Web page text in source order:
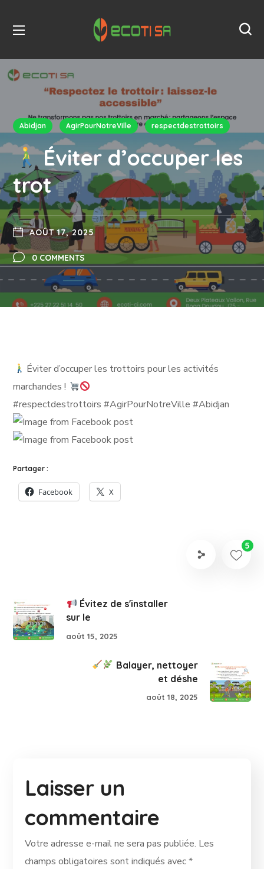
Abidjan AgirPourNotreVille respectdestrottoirs
Éviter d’occuper les
trot
AOÛT 17, 2025
0 COMMENTS
Éviter d’occuper les trottoirs pour les activités
marchandes !
#respectdestrottoirs #AgirPourNotreVille #Abidjan
Partager :
Facebook X
5
Évitez de s'installer
sur le
août 15, 2025
Balayer, nettoyer
et déshe
août 18, 2025
Laisser un
commentaire
Votre adresse e-mail ne sera pas publiée. Les
champs obligatoires sont indiqués avec*